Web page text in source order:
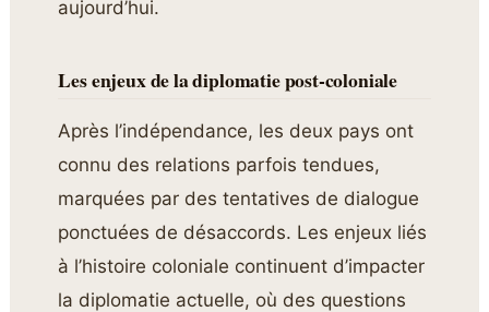
aujourd’hui.
Les enjeux de la diplomatie post-coloniale
Après l’indépendance, les deux pays ont
connu des relations parfois tendues,
marquées par des tentatives de dialogue
ponctuées de désaccords. Les enjeux liés
à l’histoire coloniale continuent d’impacter
la diplomatie actuelle, où des questions